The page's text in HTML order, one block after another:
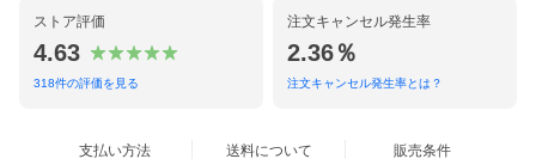
ストア評価
4.63
318件の評価を見る
注文キャンセル発生率
2.36％
注文キャンセル発生率とは？
支払い方法 送料について 販売条件